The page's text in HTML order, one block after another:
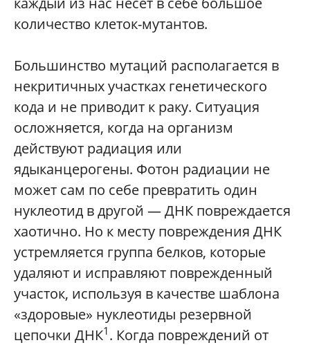
количество клеток-мутантов.
Большинство мутаций располагается в
некритичных участках генетического
кода и не приводит к раку. Ситуация
осложняется, когда на организм
действуют радиация или
ядыканцерогены. Фотон радиации не
может сам по себе превратить один
нуклеотид в другой — ДНК повреждается
хаотично. Но к месту повреждения ДНК
устремляется группа белков, которые
удаляют и исправляют поврежденный
участок, используя в качестве шаблона
«здоровые» нуклеотиды резервной
цепочки ДНК1 . Когда повреждений от